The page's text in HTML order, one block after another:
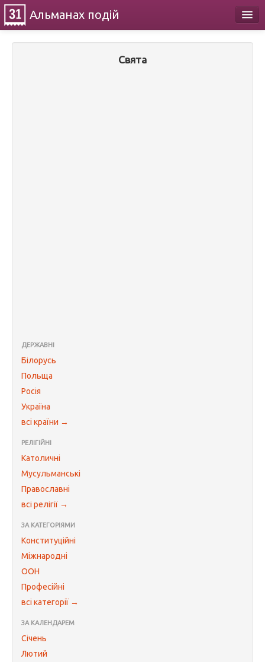
Альманах подій
Свята
ДЕРЖАВНІ
Білорусь
Польща
Росія
Україна
всі країни →
РЕЛІГІЙНІ
Католичні
Мусульманські
Православні
всі релігії →
ЗА КАТЕГОРІЯМИ
Конституційні
Міжнародні
ООН
Професійні
всі категорії →
ЗА КАЛЕНДАРЕМ
Січень
Лютий